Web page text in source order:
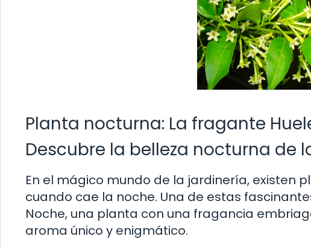
Planta nocturna: La fragante
Descubre la belleza nocturna de
En el mágico mundo de la jardinería, existen
cuando cae la noche. Una de estas
Noche, una planta con una fragancia
aroma único y enigmático.